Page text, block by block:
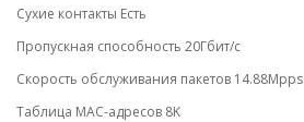
Сухие контакты Есть
Пропускная способность 20Гбит/с
Скорость обслуживания пакетов 14.88Mpps
Таблица MAC-адресов 8K